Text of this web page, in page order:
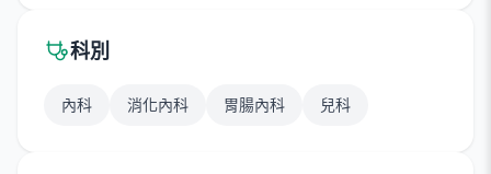
科別
內科 消化內科 胃腸內科 兒科